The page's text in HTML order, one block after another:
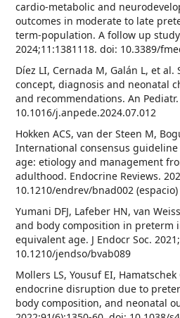
cardio-metabolic and
outcomes in moderate to late
term-population. A follow up
2024;11:1381118. doi: 10.3389/
Díez LI, Cernada M, Galán L, et
concept, diagnosis and neonatal
and recommendations. An
10.1016/j.anpede.2024.07.012
Hokken ACS, van der Steen M,
International consensus
age: etiology and management
adulthood. Endocrine Reviews.
10.1210/endrev/bnad002 (espacio)
Yumani DFJ, Lafeber HN, van
and body composition in preterm
equivalent age. J Endocr Soc.
10.1210/jendso/bvab089
Mollers LS, Yousuf EI,
endocrine disruption due to
body composition, and neonatal